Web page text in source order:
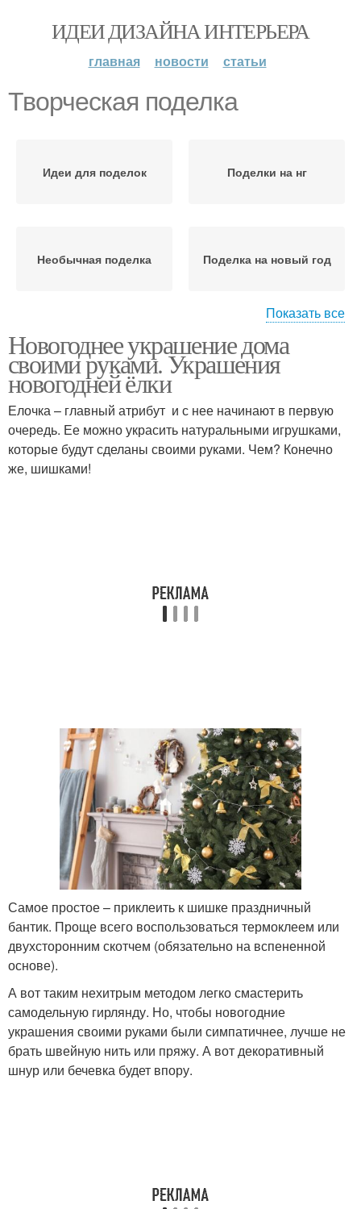
ИДЕИ ДИЗАЙНА ИНТЕРЬЕРА
главная новости статьи
Творческая поделка
Идеи для поделок Поделки на нг
Необычная поделка Поделка на новый год
отходов
Уникальные поделки
Новогодние поделки Поделки на новый год
Показать все
Новогоднее украшение дома
своими руками. Украшения
новогодней ёлки
Елочка – главный атрибут и с нее начинают в первую
очередь. Ее можно украсить натуральными игрушками,
которые будут сделаны своими руками. Чем? Конечно
же, шишками!
Самое простое – приклеить к шишке праздничный
бантик. Проще всего воспользоваться термоклеем или
двухсторонним скотчем (обязательно на вспененной
основе).
А вот таким нехитрым методом легко смастерить
самодельную гирлянду. Но, чтобы новогодние
украшения своими руками были симпатичнее, лучше не
брать швейную нить или пряжу. А вот декоративный
шнур или бечевка будет впору.